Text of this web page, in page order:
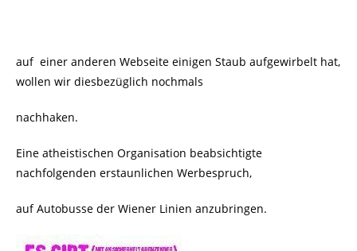
auf einer anderen Webseite einigen Staub aufgewirbelt hat,
wollen wir diesbezüglich nochmals
nachhaken.
Eine atheistischen Organisation beabsichtigte
nachfolgenden erstaunlichen Werbespruch,
auf Autobusse der Wiener Linien anzubringen.